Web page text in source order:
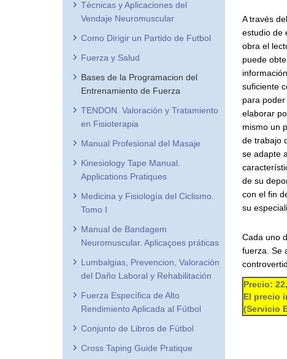
A través del
estudio de
obra el
puede
información
suficiente
para poder
elaborar
mismo un
de trabajo
se adapte
de su
con el fin
su
Cada uno
fuerza. Se
Precio:
El precio
(Servicio
Técnicas y Aplicaciones del
Vendaje Neuromuscular
Como Dirigir un Partido de Futbol
Fuerza y Salud
Bases de la Programacion del
Entrenamiento de Fuerza
TENDON. Valoración y Tratamiento
en Fisioterapia
Manual Profesional del Masaje
Kinesiology Tape Manual.
Applications Pratiques
Medicina y Fisiología del Ciclismo.
Tomo I
Manual de Bandagem
Neuromuscular. Aplicaçoes práticas
Lumbalgias, Prevencion, Valoración
del Daño Laboral y Rehabilitación
Fuerza Específica de Alto
Rendimiento Aplicada al Fútbol
Conjunto de Libros de Fútbol
Cross Taping Guide Pratique